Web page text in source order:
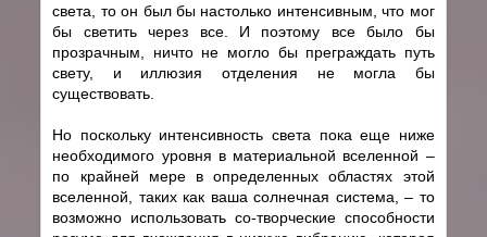
света, то он был бы настолько интенсивным, что мог
бы светить через все. И поэтому все было бы
прозрачным, ничто не могло бы преграждать путь
свету, и иллюзия отделения не могла бы
существовать.
Но поскольку интенсивность света пока еще ниже
необходимого уровня в материальной вселенной –
по крайней мере в определенных областях этой
вселенной, таких как ваша солнечная система, – то
возможно использовать cо-творческие способности